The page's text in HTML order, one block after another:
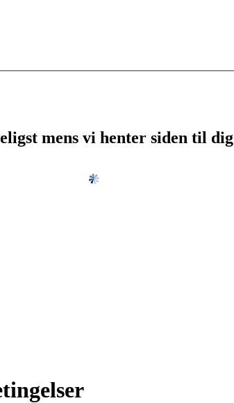
mens vi henter siden til dig